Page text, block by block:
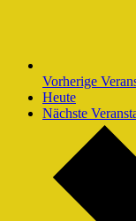
Vorherige
Heute
Nächste